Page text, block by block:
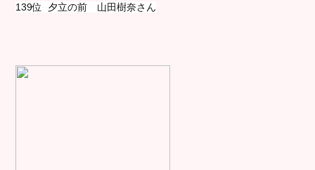
139位 夕立の前 山田樹奈さん